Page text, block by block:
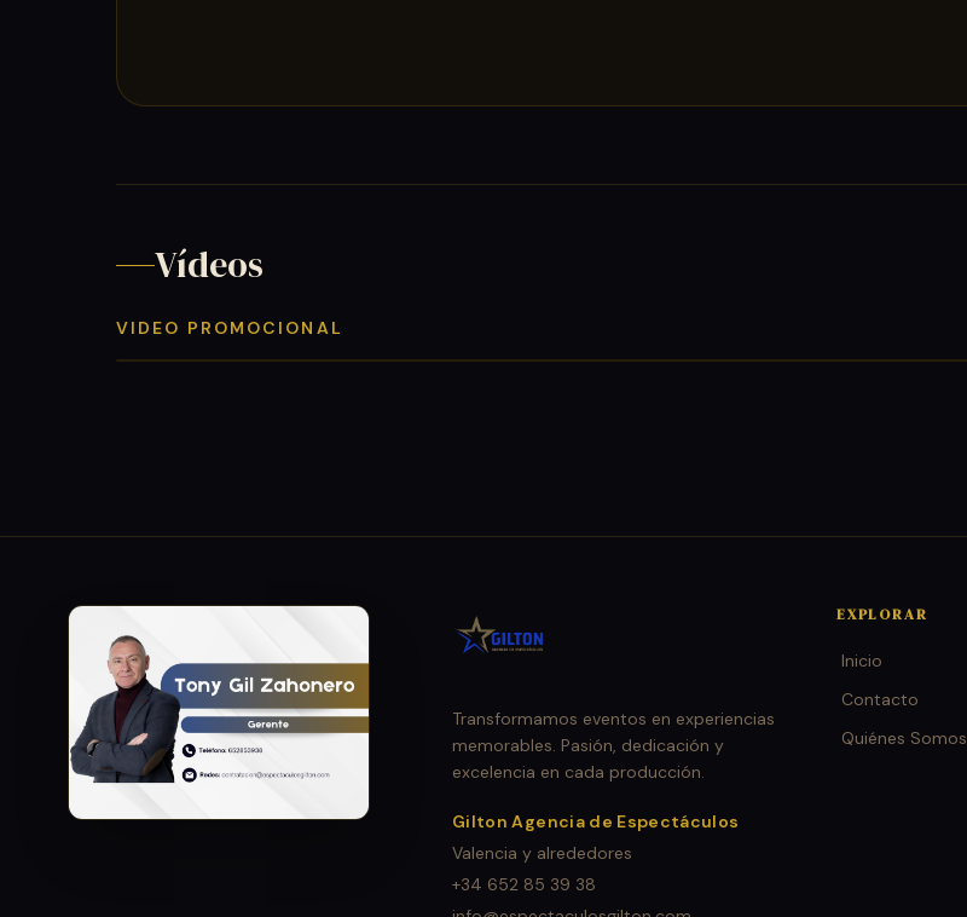
Vídeos
VIDEO PROMOCIONAL
Transformamos eventos en experiencias
memorables. Pasión, dedicación y
excelencia en cada producción.
Gilton Agencia de Espectáculos
Valencia y alrededores
+34 652 85 39 38
EXPLORAR
Inicio
Contacto
Quiénes Somos